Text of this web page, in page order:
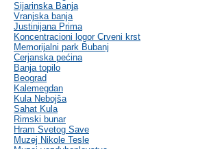
Sijarinska Banja
Vranjska banja
Justinijana Prima
Koncentracioni logor Crveni krst
Memorijalni park Bubanj
Cerjanska pećina
Banja topilo
Beograd
Kalemegdan
Kula Nebojša
Sahat Kula
Rimski bunar
Hram Svetog Save
Muzej Nikole Tesle